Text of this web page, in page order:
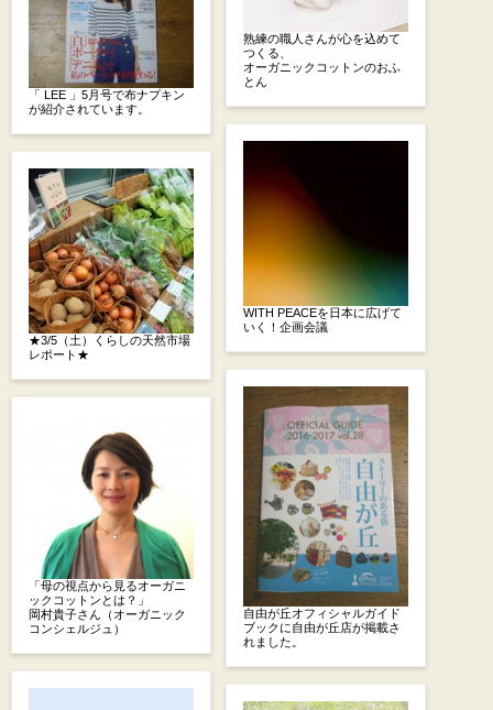
「 LEE 」5月号で布ナプキン
が紹介されています。
★3/5（土）くらしの天然市場
レポート★
「母の視点から見るオーガニ
ックコットンとは？」
岡村貴子さん（オーガニック
コンシェルジュ）
熟練の職人さんが心を込めて
つくる、
オーガニックコットンのおふ
とん
WITH PEACEを日本に広げて
いく！企画会議
自由が丘オフィシャルガイド
ブックに自由が丘店が掲載さ
れました。